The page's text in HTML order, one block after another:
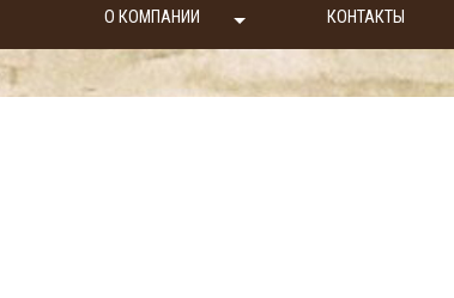
О КОМПАНИИ КОНТАКТЫ